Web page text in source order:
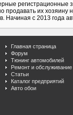
регистрационные
продавать их хозяину
Начиная с 2013 года
Главная страница
Форум
Тюнинг автомобилей
Ремонт и обслуживание
Статьи
Каталог предприятий
Авто обои